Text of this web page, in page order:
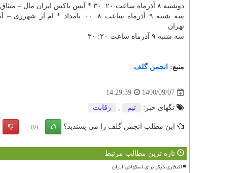
دوشنبه ۸ آذرماه ساعت ۲۰: ۳۰ * آیس باکس ایران مال – میثاق تهران
سه شنبه ۹ آذرماه ساعت ۸: ۰۰ بامداد * ام.آر
تهران
سه شنبه ۹ آذرماه ساعت ۲۰: ۳۰
منبع: انجمن گلف
1400/09/07
14:29:39
تگهای خبر: تیم , رقابت
این مطلب انجمن گلف را می پسندید؟ (0)
تازه ترین مطالب مرتبط
افتخاری دیگر برای اسکواش ایران